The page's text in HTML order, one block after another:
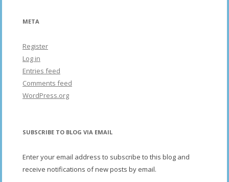
META
Register
Log in
Entries feed
Comments feed
WordPress.org
SUBSCRIBE TO BLOG VIA EMAIL
Enter your email address to subscribe to this blog and
receive notifications of new posts by email.